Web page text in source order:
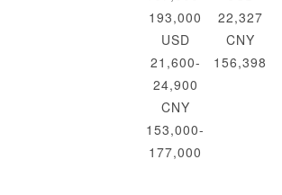
193,000
USD
21,600-
24,900
CNY
153,000-
177,000
22,327
CNY
156,398